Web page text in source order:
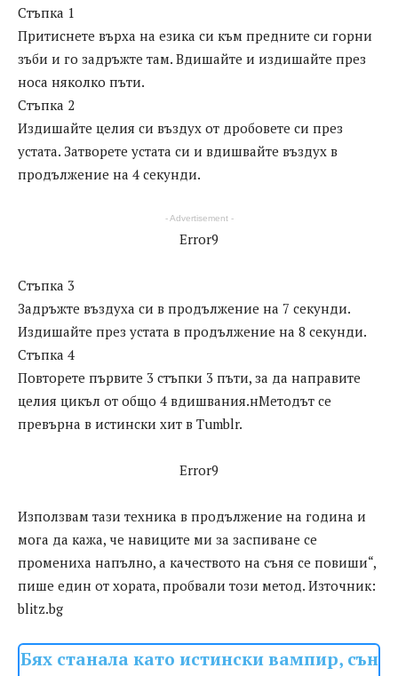
Стъпка 1
Притиснете върха на езика си към предните си горни
зъби и го задръжте там. Вдишайте и издишайте през
носа няколко пъти.
Стъпка 2
Издишайте целия си въздух от дробовете си през
устата. Затворете устата си и вдишвайте въздух в
продължение на 4 секунди.
- Advertisement -
Error9
Стъпка 3
Задръжте въздуха си в продължение на 7 секунди.
Издишайте през устата в продължение на 8 секунди.
Стъпка 4
Повторете първите 3 стъпки 3 пъти, за да направите
целия цикъл от общо 4 вдишвания.нМетодът се
превърна в истински хит в Tumblr.
Error9
Използвам тази техника в продължение на година и
мога да кажа, че навиците ми за заспиване се
промениха напълно, а качеството на съня се повиши“,
пише един от хората, пробвали този метод. Източник:
blitz.bg
Бях станала като истински вампир, сън